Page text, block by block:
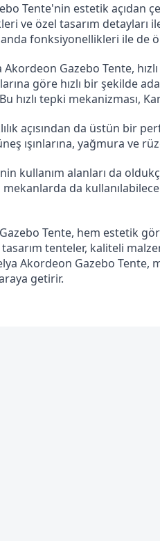
Tente'nin estetik açıdan
ve özel tasarım detayları
fonksiyonellikleri ile de
Akordeon Gazebo Tente,
göre hızlı bir şekilde
hızlı tepki mekanizması,
açısından da üstün
ışınlarına, yağmura
kullanım alanları da
mekanlarda da
Tente, hem estetik
tenteler, kaliteli
Akordeon Gazebo
getirir.